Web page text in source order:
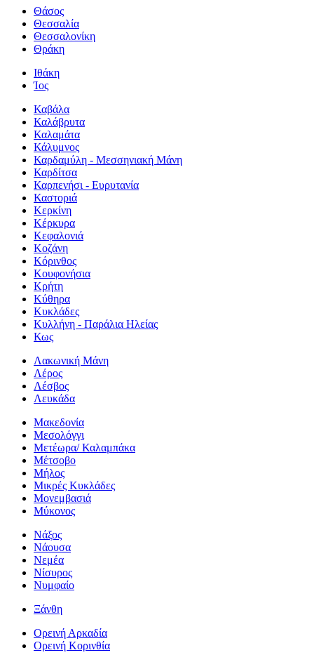
Θάσος
Θεσσαλία
Θεσσαλονίκη
Θράκη
Ιθάκη
Ίος
Καβάλα
Καλάβρυτα
Καλαμάτα
Κάλυμνος
Καρδαμύλη - Μεσσηνιακή Μάνη
Καρδίτσα
Καρπενήσι - Ευρυτανία
Καστοριά
Κερκίνη
Κέρκυρα
Κεφαλονιά
Κοζάνη
Κόρινθος
Κουφονήσια
Κρήτη
Κύθηρα
Κυκλάδες
Κυλλήνη - Παράλια Ηλείας
Κως
Λακωνική Μάνη
Λέρος
Λέσβος
Λευκάδα
Μακεδονία
Μεσολόγγι
Μετέωρα/ Καλαμπάκα
Μέτσοβο
Μήλος
Μικρές Κυκλάδες
Μονεμβασιά
Μύκονος
Νάξος
Νάουσα
Νεμέα
Νίσυρος
Νυμφαίο
Ξάνθη
Ορεινή Αρκαδία
Ορεινή Κορινθία